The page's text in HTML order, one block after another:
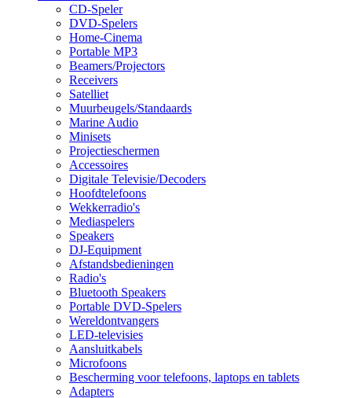
CD-Speler
DVD-Spelers
Home-Cinema
Portable MP3
Beamers/Projectors
Receivers
Satelliet
Muurbeugels/Standaards
Marine Audio
Minisets
Projectieschermen
Accessoires
Digitale Televisie/Decoders
Hoofdtelefoons
Wekkerradio's
Mediaspelers
Speakers
DJ-Equipment
Afstandsbedieningen
Radio's
Bluetooth Speakers
Portable DVD-Spelers
Wereldontvangers
LED-televisies
Aansluitkabels
Microfoons
Bescherming voor telefoons, laptops en tablets
Adapters